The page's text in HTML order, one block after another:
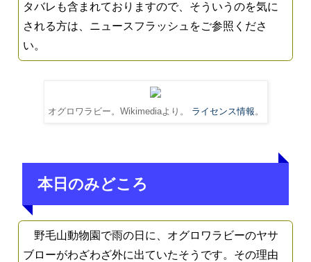
タバレも含まれておりますので、そういうのを気に
される方は、ニュースフラッシュをご参照くださ
い。
オグロワラビー。Wikimediaより。 ライセンス情報 。
本日のみどころ
野毛山動物園で雨の日に、オグロワラビーのヤサ
ブローがわざわざ外に出ていたそうです。その理由